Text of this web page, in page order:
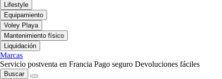
Lifestyle
Equipamiento
Voley Playa
Mantenimiento físico
Liquidación
Marcas
Servicio postventa en Francia Pago seguro Devoluciones fáciles
Buscar